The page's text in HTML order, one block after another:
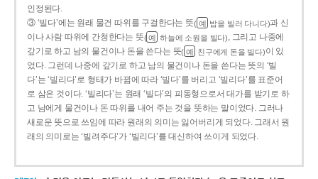
인정된다.
③ ‘빌다’에는 원래 물건 따위를 구걸한다는 뜻( 예 밥을 빌러 다니다)과 신
이나 사람 따위에 간청한다는 뜻( 예 하늘에 소원을 빌다), 그리고 나중에
갚기로 하고 남의 물건이나 돈을 쓴다는 뜻( 예 친구에게 돈을 빌다)이 있
었다. 그런데 나중에 갚기로 하고 남의 물건이나 돈을 쓴다는 뜻의 ‘빌
다’는 ‘빌리다’로 형태가 바뀜에 따라 ‘빌다’를 버리고 ‘빌리다’를 표준어
로 삼은 것이다. ‘빌리다’는 원래 ‘빌다’의 피동형으로서 대가를 받기로 하
고 남에게 물건이나 돈 따위를 내어 주는 것을 뜻하는 말이었다. 그러나
새로운 뜻으로 쓰임에 따라 원래의 의미는 잃어버리게 되었다. 그래서 원
래의 의미로는 ‘빌려주다’가 ‘빌리다’를 대신하여 쓰이게 되었다.